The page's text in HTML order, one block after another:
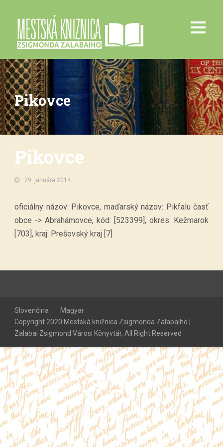
Pikovce
Pikovce
29. januára 2014.
oficiálny názov: Pikovce, maďarský názov: Pikfalu časť
obce -> Abrahámovce, kód: [523399], okres: Kežmarok
[703], kraj: Prešovský kraj [7]
Slovenčina
Magyar
Copyright 2020 Mestská knižnica Zsigmonda Zalabaiho |
Zalabai Zsigmond Városi Könyvtár, All Right Reserved